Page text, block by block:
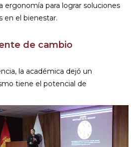
ergonomía para lograr soluciones
en el bienestar.
de cambio
la académica dejó un
tiene el potencial de